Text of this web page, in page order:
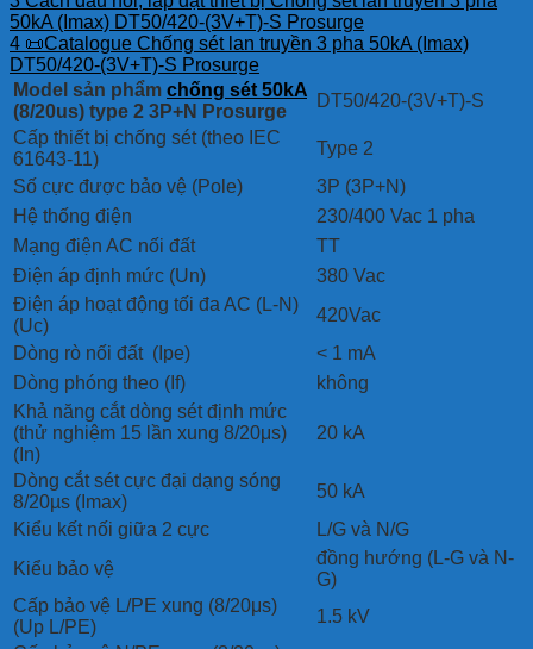
50kA (Imax) DT50/420-(3V+T)-S Prosurge
4 📜Catalogue Chống sét lan truyền 3 pha 50kA (Imax)
DT50/420-(3V+T)-S Prosurge
Model sản phẩm chống sét 50kA
(8/20us) type 2 3P+N Prosurge
DT50/420-(3V+T)-S
Cấp thiết bị chống sét (theo IEC
61643-11)
Type 2
Số cực được bảo vệ (Pole)
3P (3P+N)
Hệ thống điện
230/400 Vac 1 pha
Mạng điện AC nối đất
TT
Điện áp định mức (Un)
380 Vac
Điện áp hoạt động tối đa AC (L-N)
(Uc)
420Vac
Dòng rò nối đất (Ipe)
< 1 mA
Dòng phóng theo (If)
không
Khả năng cắt dòng sét định mức
(thử nghiệm 15 lần xung 8/20μs)
(In)
20 kA
Dòng cắt sét cực đại dạng sóng
8/20µs (Imax)
50 kA
Kiểu kết nối giữa 2 cực
L/G và N/G
Kiểu bảo vệ
đồng hướng (L-G và N-
G)
Cấp bảo vệ L/PE xung (8/20μs)
(Up L/PE)
1.5 kV